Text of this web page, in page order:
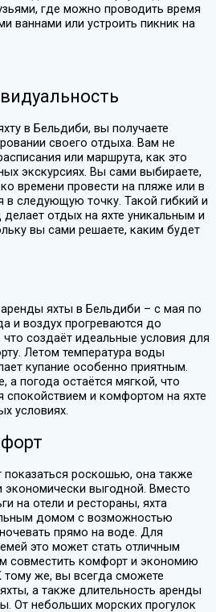
где можно проводить время
ваннами или устроить пикник на
в Бельдиби, вы получаете
своего отдыха. Вам не
или маршрута, как это
экскурсиях. Вы сами выбираете,
времени провести на пляже или в
в следующую точку. Такой гибкий и
отдых на яхте уникальным и
вы сами решаете, каким будет
яхты в Бельдиби – с мая по
и воздух прогреваются до
создаёт идеальные условия для
Летом температура воды
купание особенно приятным.
а погода остаётся мягкой, что
спокойствием и комфортом на яхте
условиях.
роскошью, она также
выгодной. Вместо
на отели и рестораны, яхта
домом с возможностью
прямо на воде. Для
это может стать отличным
совместить комфорт и экономию
тому же, вы всегда сможете
а также длительность аренды
От небольших морских прогулок